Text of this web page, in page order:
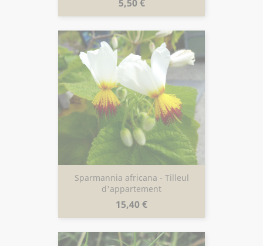
5,50 €
Sparmannia africana - Tilleul
d'appartement
Prix
15,40 €